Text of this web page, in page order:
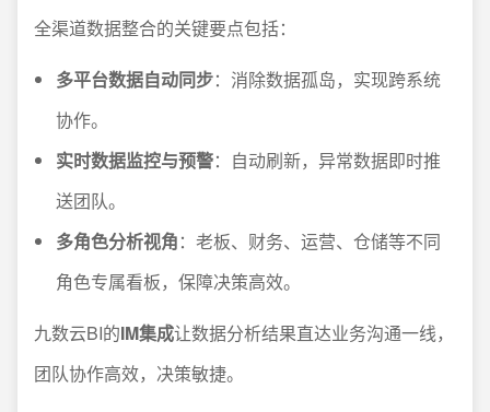
全渠道数据整合的关键要点包括：
多平台数据自动同步：消除数据孤岛，实现跨系统
协作。
实时数据监控与预警：自动刷新，异常数据即时推
送团队。
多角色分析视角：老板、财务、运营、仓储等不同
角色专属看板，保障决策高效。
九数云BI的IM集成让数据分析结果直达业务沟通一线，
团队协作高效，决策敏捷。